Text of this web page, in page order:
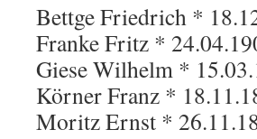
Bettge Friedrich *
Franke Fritz *
Giese Wilhelm *
Körner Franz *
Moritz Ernst *